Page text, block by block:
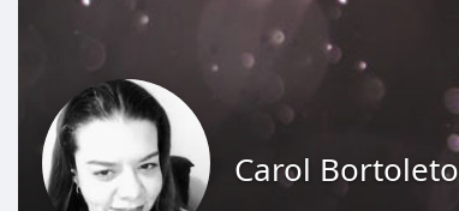
Carol Bortoleto